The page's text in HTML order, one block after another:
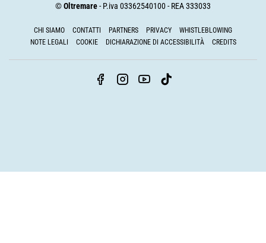
©Oltremare- P.iva 03362540100 - REA 333033
CHI SIAMO CONTATTI PARTNERS PRIVACY
WHISTLEBLOWING
NOTE LEGALI
COOKIE DICHIARAZIONE DI ACCESSIBILITÀ CREDITS